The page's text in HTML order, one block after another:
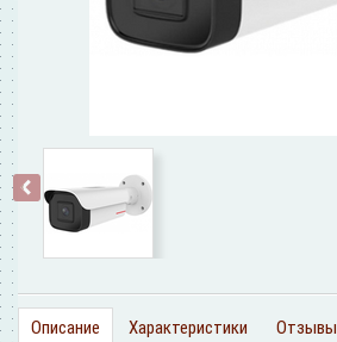
‹
Описание Характеристики Отзывы